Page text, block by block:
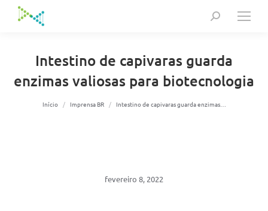
Search:
Intestino de capivaras guarda
enzimas valiosas para biotecnologia
Você está aqui:
Início Imprensa BR Intestino de capivaras guarda enzimas…
fevereiro 8, 2022